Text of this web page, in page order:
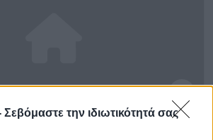
Σεβόμαστε την ιδιωτικότητά σας